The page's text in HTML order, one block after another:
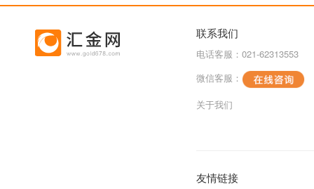
联系我们
电话客服：021-62313553
微信客服：
关于我们
友情链接